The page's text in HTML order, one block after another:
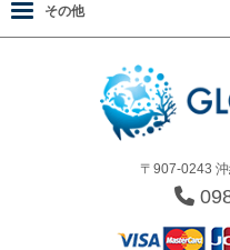
〒907-0243
その他